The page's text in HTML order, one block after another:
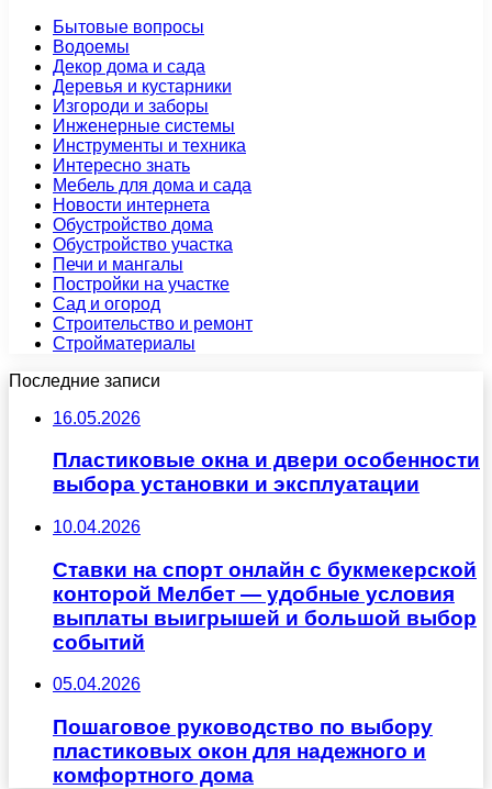
Бытовые вопросы
Водоемы
Декор дома и сада
Деревья и кустарники
Изгороди и заборы
Инженерные системы
Инструменты и техника
Интересно знать
Мебель для дома и сада
Новости интернета
Обустройство дома
Обустройство участка
Печи и мангалы
Постройки на участке
Сад и огород
Строительство и ремонт
Стройматериалы
Последние записи
16.05.2026
Пластиковые окна и двери особенности
выбора установки и эксплуатации
10.04.2026
Ставки на спорт онлайн с букмекерской
конторой Мелбет — удобные условия
выплаты выигрышей и большой выбор
событий
05.04.2026
Пошаговое руководство по выбору
пластиковых окон для надежного и
комфортного дома